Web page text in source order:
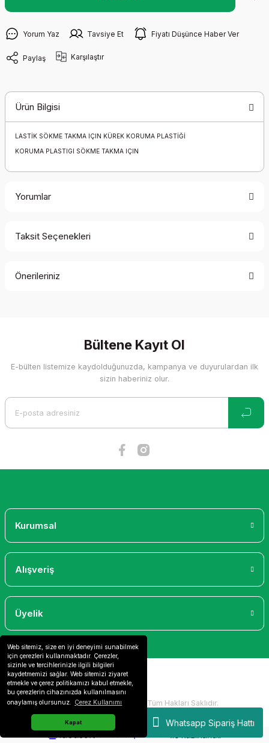
Web sitemiz, size en iyi deneyimi sunabilmek
için çerezleri kullanmaktadır. Çerezler,
sizinle ve tercihlerinizle ilgili bilgileri
kaydetmemizi sağlar. Web sitemizi ziyaret
etmekle ve çerez politikamızı kabul etmekle,
bu çerezlerin cihazınızda kullanılmasını
onaylamış olursunuz.
Çerez Kullanımı
Kapat Whatsapp Sipariş Hattı
Yorum Yaz Tavsiye Et Fiyatı Düşünce Haber Ver
Paylaş Karşılaştır
Ürün Bilgisi
LASTİK SÖKME TAKMA IÇIN KÜREK KORUMA PLASTİĞİ
KORUMA PLASTIGI SÖKME TAKMA IÇIN
Yorumlar
Taksit Seçenekleri
Önerileriniz
Görüş ve önerileriniz için teşekkür ederiz.
Ürün resmi kalitesiz, bozuk veya görüntülenemiyor.
Bültene Kayıt Ol
E-bülten listemize kaydolduğunuzda, kampanya ve duyurulardan ilk
sizin haberiniz olur.
Kurumsal
Alışveriş
Üyelik
2024 Copyright IdeaSoft - Tüm Hakları Saklıdır.